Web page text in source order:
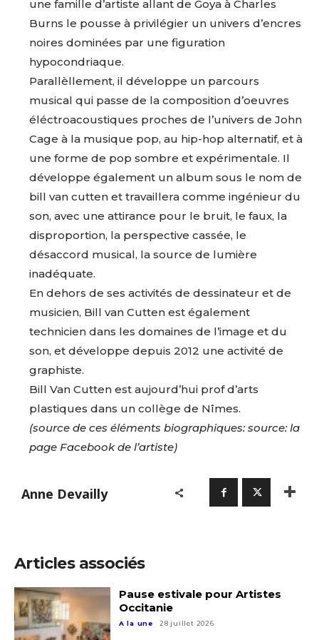
Prénom
Statut / Organisation
Adresse email*
Nom
une famille d’artiste allant de Goya à Charles
Burns le pousse à privilégier un univers d’encres
noires dominées par une figuration
hypocondriaque.
Parallèllement, il développe un parcours
musical qui passe de la composition d’oeuvres
éléctroacoustiques proches de l’univers de John
Cage à la musique pop, au hip-hop alternatif, et à
une forme de pop sombre et expérimentale. Il
développe également un album sous le nom de
bill van cutten et travaillera comme ingénieur du
son, avec une attirance pour le bruit, le faux, la
disproportion, la perspective cassée, le
désaccord musical, la source de lumière
inadéquate.
En dehors de ses activités de dessinateur et de
musicien, Bill van Cutten est également
technicien dans les domaines de l’image et du
son, et développe depuis 2012 une activité de
graphiste.
Bill Van Cutten est aujourd’hui prof d’arts
plastiques dans un collège de Nîmes.
(source de ces éléments biographiques: source: la
page Facebook de l’artiste)
Anne Devailly
Articles associés
Pause estivale pour Artistes
Occitanie
A la une 28 juillet 2026